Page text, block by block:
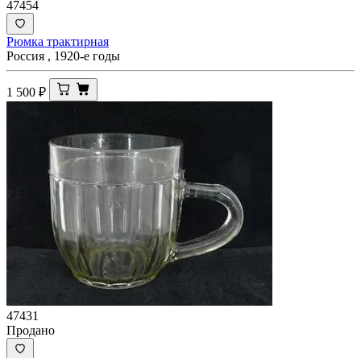
47454
Рюмка трактирная
Россия , 1920-е годы
1 500 ₽
47431
Продано